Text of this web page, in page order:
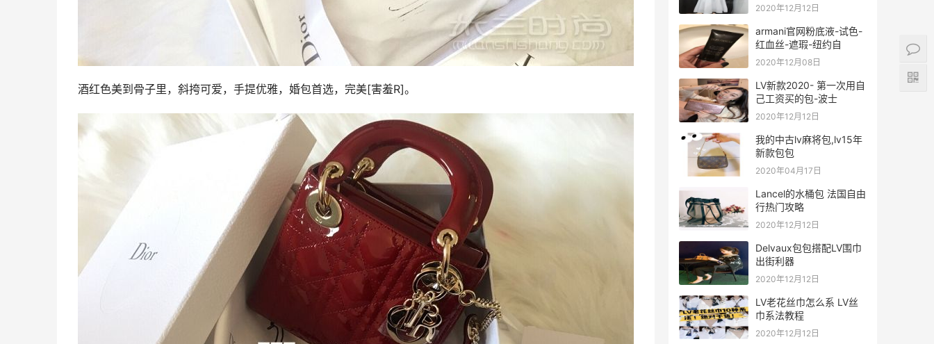
酒红色美到骨子里，斜挎可爱，手提优雅，婚包首选，完美[害羞R]。
2020年12月12日
armani官网粉底液-试色-
红血丝-遮瑕-纽约自
2020年12月08日
LV新款2020- 第一次用自
己工资买的包-波士
2020年12月12日
我的中古lv麻将包,lv15年
新款包包
2020年04月17日
Lancel的水桶包 法国自由
行热门攻略
2020年12月12日
Delvaux包包搭配LV围巾
出街利器
2020年12月12日
LV老花丝巾怎么系 LV丝
巾系法教程
2020年12月12日